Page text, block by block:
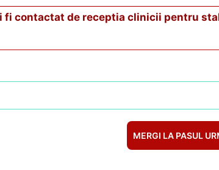
contactat de receptia clinicii pentru
MERGI LA PASUL